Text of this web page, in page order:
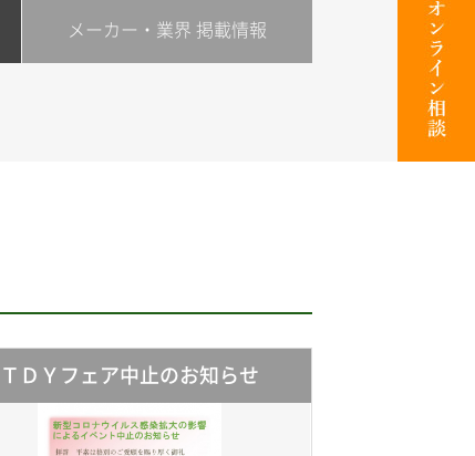
メーカー・業界 掲載情報
ＴＤＹフェア中止のお知らせ